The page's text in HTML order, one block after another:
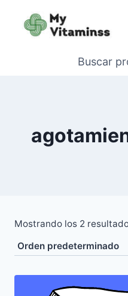
contenido
Buscar
Mostrando los 2